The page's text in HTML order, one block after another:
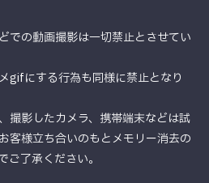
での動画撮影は一切禁止とさせてい
gifにする行為も同様に禁止となり
撮影したカメラ、携帯端末などは試
客様立ち合いのもとメモリー消去の
ご了承ください。